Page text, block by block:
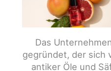
Das
gegründet, der sich
antiker Öle und